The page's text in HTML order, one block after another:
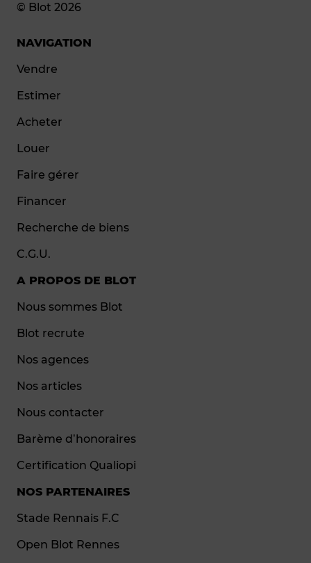
© Blot 2026
NAVIGATION
Vendre
Estimer
Acheter
Louer
Faire gérer
Financer
Recherche de biens
C.G.U.
A PROPOS DE BLOT
Nous sommes Blot
Blot recrute
Nos agences
Nos articles
Nous contacter
Barème d’honoraires
Certification Qualiopi
NOS PARTENAIRES
Stade Rennais F.C
Open Blot Rennes